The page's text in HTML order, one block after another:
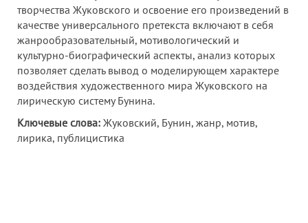
творчества Жуковского и освоение его произведений в
качестве универсального претекста включают в себя
жанрообразовательный, мотивологический и
культурно-биографический аспекты, анализ которых
позволяет сделать вывод о моделирующем характере
воздействия художественного мира Жуковского на
лирическую систему Бунина.
Ключевые слова: Жуковский, Бунин, жанр, мотив,
лирика, публицистика